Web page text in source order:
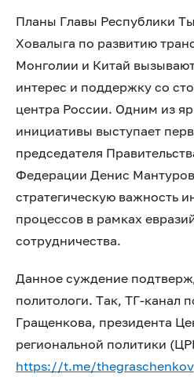
Планы Главы Республики
Ховалыга по развитию
Монголии и Китай
интерес и поддержку со
центра России. Одним из
инициативы выступает
председателя
Федерации Денис
стратегическую важность
процессов в рамках
сотрудничества.
Данное суждение
политологи. Так, ТГ-канал
Гращенкова, президента
региональной политики
https://t.me/thegraschenkov